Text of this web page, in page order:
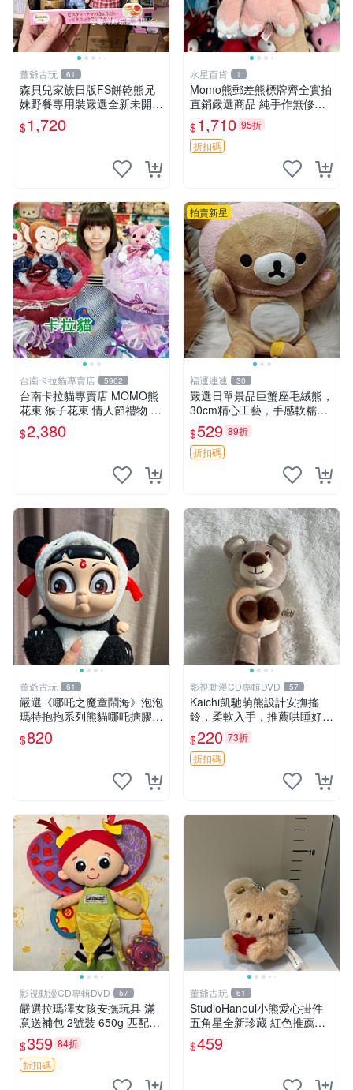
董爺古玩 61
森貝兒家族日版FS餅乾熊兄
妹野餐專用裝嚴選全新未開
封，包含兩組大童款紙盒裝，
適合收藏與分享。 餅乾熊兄
$1,720
水星百貨 1
Momo熊郵差熊標牌齊全實拍
直銷嚴選商品 純手作無修圖
可收藏 郵差熊 Momo熊 標牌
商品
$1,710 95折
折扣碼
台南卡拉貓專賣店 5902
台南卡拉貓專賣店 MOMO熊
花束 猴子花束 情人節禮物 二
選一 可繡字 可今天寄明天到
$2,380
拍賣新星
福運連連 30
嚴選日單景品巨蟹座毛絨熊，
30cm精心工藝，手感軟糯推
薦收藏送人 巨蟹座 毛絨玩具
精緻做工
$529 89折
折扣碼
董爺古玩 61
嚴選《哪吒之魔童鬧海》泡泡
瑪特抱抱系列熊貓哪吒搪膠臉
毛絨， STATE：如圖顯示 哪
吒 毛絨公仔 泡泡瑪特
$820
影視動漫CD專輯DVD 57
Kaichi凱馳萌熊設計安撫搖
鈴，柔軟入手，推薦哄睡好選
擇 熊公仔 安撫玩具 喂食環
$220 73折
折扣碼
影視動漫CD專輯DVD 57
嚴選拉瑪澤女孩安撫玩具 滿
意送補包 2號裝 650g 匹配嬰
幼童舒壓好伴侶 女孩專用 安
心選擇 安撫玩偶 衝包 玩具
$359 84折
折扣碼
董爺古玩 61
StudioHaneul小熊愛心掛件
五角星全新珍藏 紅色推薦收
藏 玩具掛飾 掛件 新品
$459